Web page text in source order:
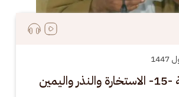
رسالة المعاونة -15- الاستخارة والنذر واليمين